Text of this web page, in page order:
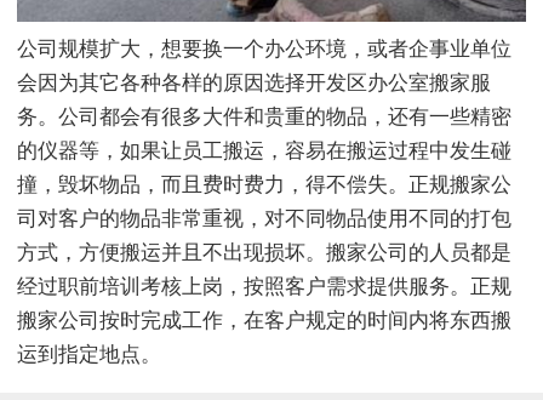
公司规模扩大，想要换一个办公环境，或者企事业单位
会因为其它各种各样的原因选择开发区办公室搬家服
务。公司都会有很多大件和贵重的物品，还有一些精密
的仪器等，如果让员工搬运，容易在搬运过程中发生碰
撞，毁坏物品，而且费时费力，得不偿失。正规搬家公
司对客户的物品非常重视，对不同物品使用不同的打包
方式，方便搬运并且不出现损坏。搬家公司的人员都是
经过职前培训考核上岗，按照客户需求提供服务。正规
搬家公司按时完成工作，在客户规定的时间内将东西搬
运到指定地点。